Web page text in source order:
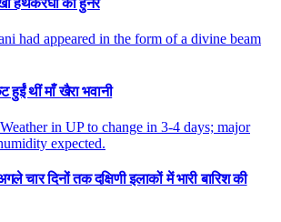
हथकरघा का हुनर
थीं माँ खैरा भवानी
चार दिनों तक दक्षिणी इलाकों में भारी बारिश की